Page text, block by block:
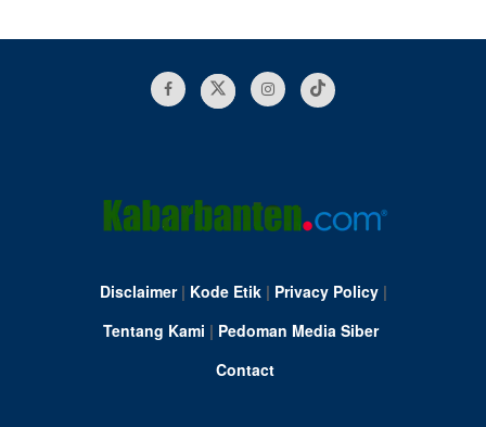
Disclaimer| Kode Etik| Privacy Policy|
Tentang Kami | Pedoman Media Siber
Contact